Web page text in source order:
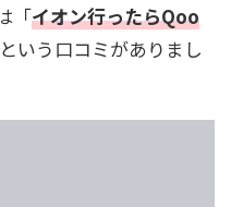
「イオン行ったらQoo
いう口コミがありまし